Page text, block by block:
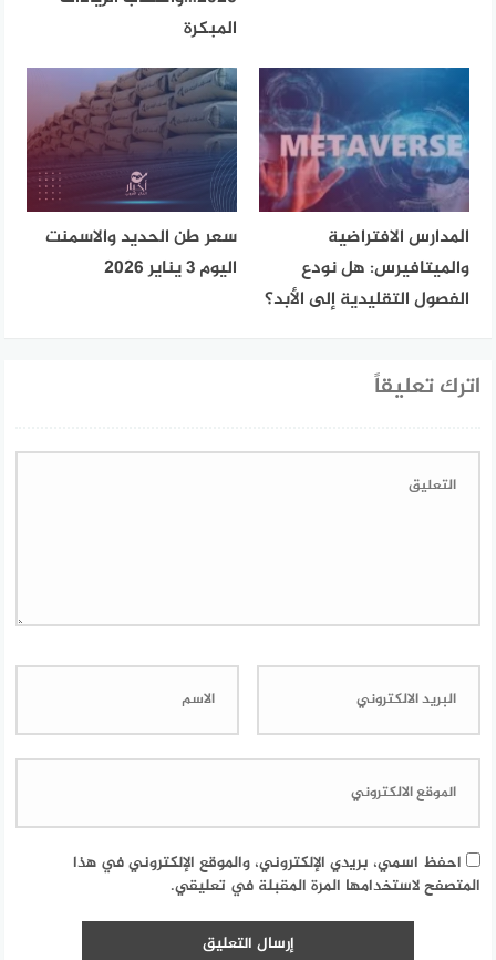
المبكرة
المدارس الافتراضية
والميتافيرس: هل نودع
الفصول التقليدية إلى الأبد؟
سعر طن الحديد والاسمنت
اليوم 3 يناير 2026
اترك تعليقاً
احفظ اسمي، بريدي الإلكتروني، والموقع الإلكتروني في هذا
المتصفح لاستخدامها المرة المقبلة في تعليقي.